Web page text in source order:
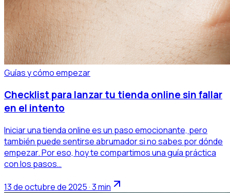
Guías y cómo empezar
Checklist para lanzar tu tienda online sin fallar
en el intento
Iniciar una tienda online es un paso emocionante, pero
también puede sentirse abrumador si no sabes por dónde
empezar. Por eso, hoy te compartimos una guía práctica
con los pasos…
13 de octubre de 2025 · 3 min